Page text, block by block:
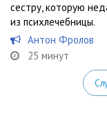
сестру, которую
из психлечебницы.
Антон Фролов
25 минут